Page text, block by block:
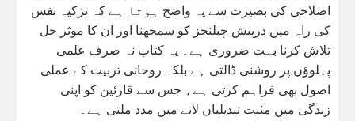
اصلاحی کی بصیرت سے یہ واضح ہوتا ہے کہ تزکیہ نفس
کی راہ میں درپیش چیلنجز کو سمجھنا اور ان کا موثر حل
تلاش کرنا بہت ضروری ہے۔ یہ کتاب نہ صرف علمی
پہلوؤں پر روشنی ڈالتی ہے بلکہ روحانی تربیت کے عملی
اصول بھی فراہم کرتی ہے، جس سے قارئین کو اپنی
زندگی میں مثبت تبدیلیاں لانے میں مدد ملتی ہے۔